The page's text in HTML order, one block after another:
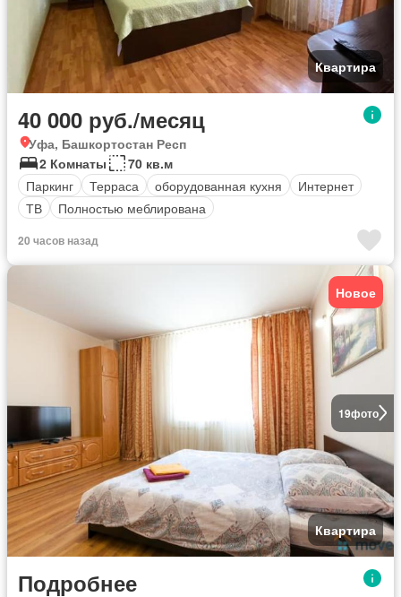
Квартира
40 000 руб./месяц
Уфа, Башкортостан Респ
2 Комнаты
70 кв.м
Паркинг
Терраса оборудованная кухня
Интернет
ТВ
Полностью меблирована
20 часов назад
19фото
Новое
Квартира
Подробнее